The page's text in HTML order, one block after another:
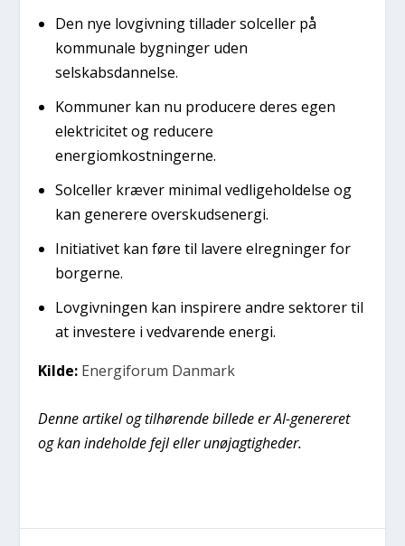
Den nye lovgivning tillader solceller på
kommunale bygninger uden
selskabsdannelse.
Kommuner kan nu producere deres egen
elektricitet og reducere
energiomkostningerne.
Solceller kræver minimal vedligeholdelse og
kan generere overskudsenergi.
Initiativet kan føre til lavere elregninger for
borgerne.
Lovgivningen kan inspirere andre sektorer til
at investere i vedvarende energi.
Kilde: Energiforum Danmark
Denne artikel og tilhørende billede er AI-genereret
og kan indeholde fejl eller unøjagtigheder.